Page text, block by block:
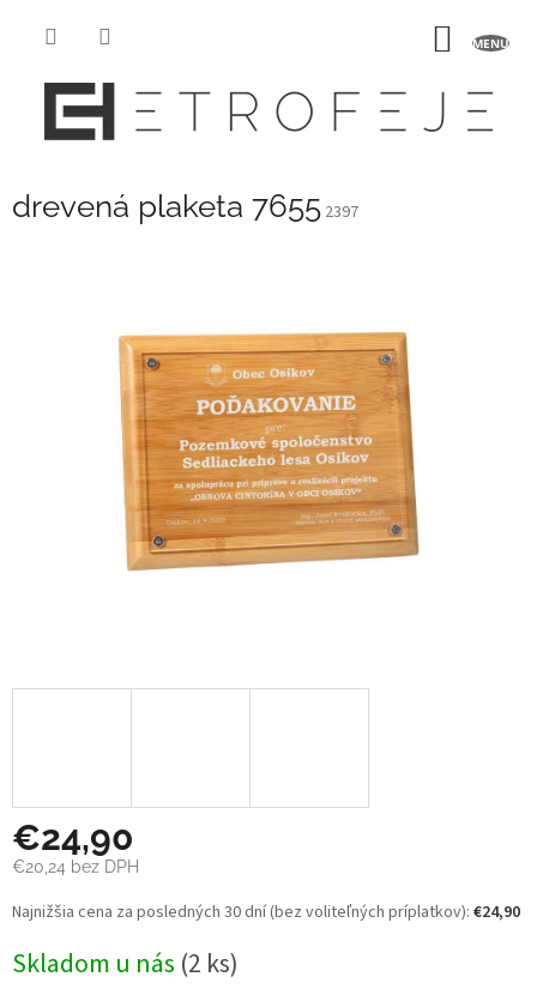
drevená plaketa 7655 2397
€24,90
€20,24 bez DPH
Jednotková
cena:
Najnižšia cena za posledných 30 dní (bez voliteľných príplatkov): €24,90
Skladom u nás (2 ks)